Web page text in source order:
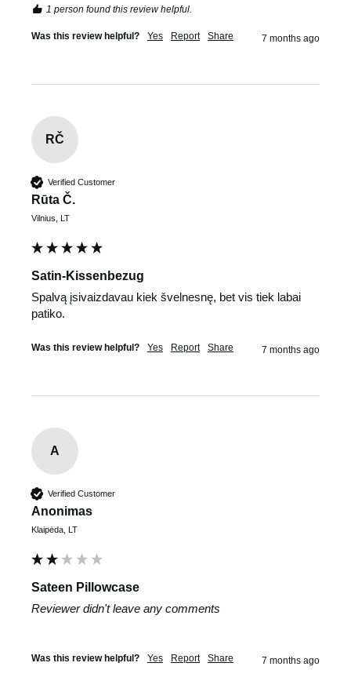
1 person found this review helpful.
Was this review helpful? Yes Report Share 7 months ago
RČ
Verified Customer
Rūta Č.
Vilnius, LT
Satin-Kissenbezug
Spalvą įsivaizdavau kiek švelnesnę, bet vis tiek labai
patiko.
Was this review helpful? Yes Report Share 7 months ago
A
Verified Customer
Anonimas
Klaipėda, LT
Sateen Pillowcase
Reviewer didn't leave any comments
Was this review helpful? Yes Report Share 7 months ago